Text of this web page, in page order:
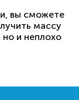
вы сможете
массу
и неплохо